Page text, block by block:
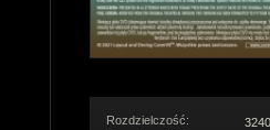
Rozdzielczość: